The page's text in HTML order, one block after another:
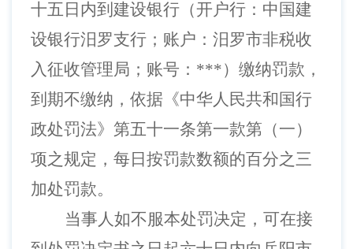
十五日内到建设银行（开户行：中国建
设银行汨罗支行；账户：汨罗市非税收
入征收管理局；账号： ***）缴纳罚款，
到期不缴纳，依据《中华人民共和国行
政处罚法》第五十一条第一款第（一）
项之规定，每日按罚款数额的百分之三
加处罚款。
当事人如不服本处罚决定，可在接